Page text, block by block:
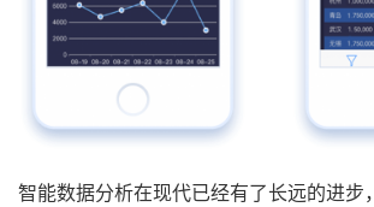
智能数据分析在现代已经有了长远的进步